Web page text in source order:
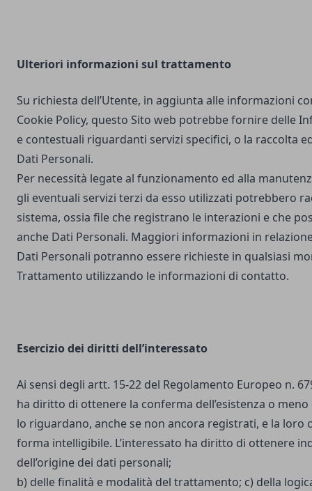
Ulteriori informazioni sul trattamento
Su richiesta dell’Utente, in aggiunta alle informazioni
Cookie Policy, questo Sito web potrebbe fornire delle
e contestuali riguardanti servizi specifici, o la raccolta
Dati Personali.
Per necessità legate al funzionamento ed alla
gli eventuali servizi terzi da esso utilizzati potrebbero
sistema, ossia file che registrano le interazioni e che
anche Dati Personali. Maggiori informazioni in
Dati Personali potranno essere richieste in qualsiasi
Trattamento utilizzando le informazioni di contatto.
Esercizio dei diritti dell’interessato
Ai sensi degli artt. 15-22 del Regolamento Europeo n.
ha diritto di ottenere la conferma dell’esistenza o
lo riguardano, anche se non ancora registrati, e la loro
forma intelligibile. L’interessato ha diritto di ottenere
dell’origine dei dati personali;
b) delle finalità e modalità del trattamento; c) della